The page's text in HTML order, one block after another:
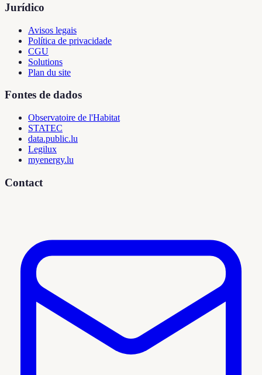
Jurídico
Avisos legais
Política de privacidade
CGU
Solutions
Plan du site
Fontes de dados
Observatoire de l'Habitat
STATEC
data.public.lu
Legilux
myenergy.lu
Contact